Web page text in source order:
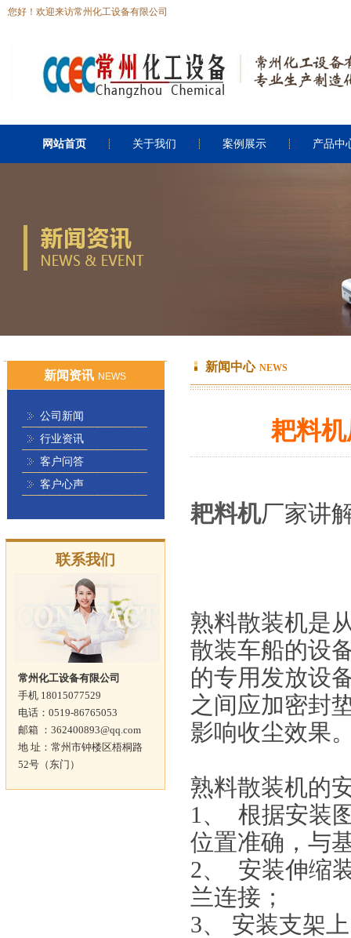
您好！欢迎来访常州化工设备有限公司
网站首页 关于我们 案例展示 产品中
新闻资讯 NEWS
公司新闻
行业资讯
客户问答
客户心声
联系我们
常州化工设备有限公司
手机 18015077529
电话：0519-86765053
邮箱 ：362400893@qq.com
地 址：常州市钟楼区梧桐路
52号（东门）
新闻中心 NEWS
耙料
耙料机厂家讲
熟料散装机是
散装车船的设
的专用发放设
之间应加密封
影响收尘
熟料散装机的
1、 根据安装
位置准确，与
2、 安装伸缩
兰连接；
3、 安装支架